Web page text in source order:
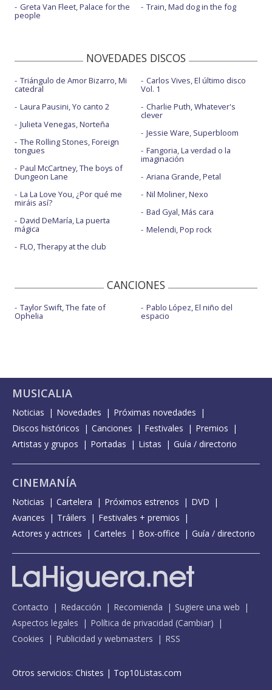
Greta Van Fleet, Palace for the
people
Train, Mad dog in the fog
NOVEDADES DISCOS
Triángulo de Amor Bizarro, Mi
catedral
Laura Pausini, Yo canto 2
Julieta Venegas, Norteña
The Rolling Stones, Foreign
tongues
Paul McCartney, The boys of
Dungeon Lane
La La Love You, ¿Por qué me
miráis así?
David DeMaría, La puerta
mágica
FLO, Therapy at the club
Carlos Vives, El último disco
Vol. 1
Charlie Puth, Whatever's
clever
Jessie Ware, Superbloom
Fangoria, La verdad o la
imaginación
Ariana Grande, Petal
Nil Moliner, Nexo
Bad Gyal, Más cara
Melendi, Pop rock
CANCIONES
Taylor Swift, The fate of
Ophelia
Pablo López, El niño del
espacio
MUSICALIA
Noticias Novedades
Próximas novedades
Discos históricos
Canciones Festivales
Premios
Artistas y grupos
Portadas Listas Guía / directorio
CINEMANÍA
Noticias Cartelera Próximos estrenos
DVD
Avances
Tráilers
Festivales + premios
Actores y actrices
Carteles Box-office Guía / directorio
Contacto Redacción Recomienda
Sugiere una web
Aspectos legales
Política de privacidad (Cambiar)
Cookies
Publicidad y webmasters RSS
Otros servicios: Chistes | Top10Listas.com